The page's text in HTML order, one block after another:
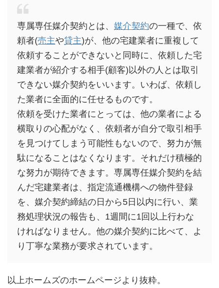
専属専任媒介契約とは、 媒介契約の一種で、依
頼者(売主や貸主)が、他の宅建業者に重複して
依頼することができないと同時に、依頼した宅
建業者が紹介する相手(顧客)以外の人とは取引
できない媒介契約をいいます。いわば、依頼し
た業者に全面的に任せるものです。
依頼を受けた業者にとっては、他の業者による
横取りの心配がなく、依頼者が自分で取引相手
を見つけてしまう可能性もないので、努力が無
駄になることはなくなります。それだけ積極的
な努力が期待できます。専属専任媒介契約を結
んだ宅建業者は、指定流通機構への物件登録
を、媒介契約締結の日から5日以内に行い、業
務処理状況の報告も、1週間に1回以上行わな
ければなりません。他の媒介契約に比べて、よ
り丁寧な業務が要求されています。
以上ホームズのホームページより抜粋。